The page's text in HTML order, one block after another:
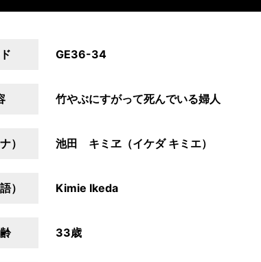
GE36-34
竹やぶにすがって死んでいる婦人
） 池田 キミヱ（イケダ キミエ）
） Kimie Ikeda
33歳